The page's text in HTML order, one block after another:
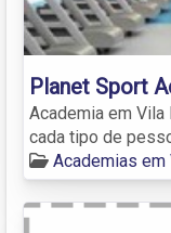
Planet Sport
Academia em
cada tipo de
Academias em